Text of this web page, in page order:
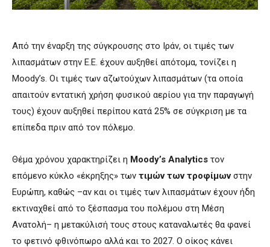
Από την έναρξη της σύγκρουσης στο Ιράν, οι τιμές των
λιπασμάτων στην Ε.Ε. έχουν αυξηθεί απότομα, τονίζει η
Moody’s. Οι τιμές των αζωτούχων λιπασμάτων (τα οποία
απαιτούν εντατική χρήση φυσικού αερίου για την παραγωγή
τους) έχουν αυξηθεί περίπου κατά 25% σε σύγκριση με τα
επίπεδα πριν από τον πόλεμο.
Θέμα χρόνου χαρακτηρίζει η Moody’s Analytics τον
επόμενο κύκλο «έκρηξης» των τιμών των τροφίμωνστην
Ευρώπη, καθώς –αν και οι τιμές των λιπασμάτων έχουν ήδη
εκτιναχθεί από το ξέσπασμα του πολέμου στη Μέση
Ανατολή– η μετακύλισή τους στους καταναλωτές θα φανεί
το φετινό φθινόπωρο αλλά και το 2027. Ο οίκος κάνει